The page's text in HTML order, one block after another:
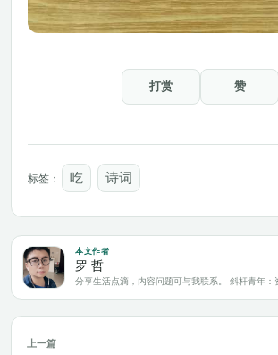
打赏 赞
标签： 吃 诗词
本文作者
罗 哲
上一篇